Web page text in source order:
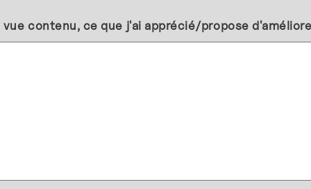
vue contenu, ce que j'ai apprécié/propose